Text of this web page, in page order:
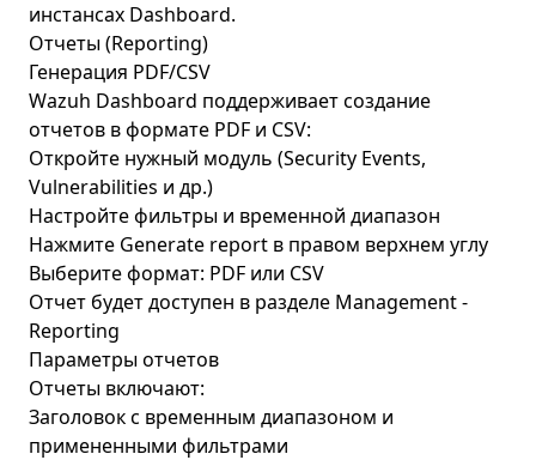
инстансах Dashboard.
Отчеты (Reporting)
Генерация PDF/CSV
Wazuh Dashboard поддерживает создание
отчетов в формате PDF и CSV:
Откройте нужный модуль (Security Events,
Vulnerabilities и др.)
Настройте фильтры и временной диапазон
Нажмите Generate report в правом верхнем углу
Выберите формат: PDF или CSV
Отчет будет доступен в разделе Management -
Reporting
Параметры отчетов
Отчеты включают:
Заголовок с временным диапазоном и
примененными фильтрами